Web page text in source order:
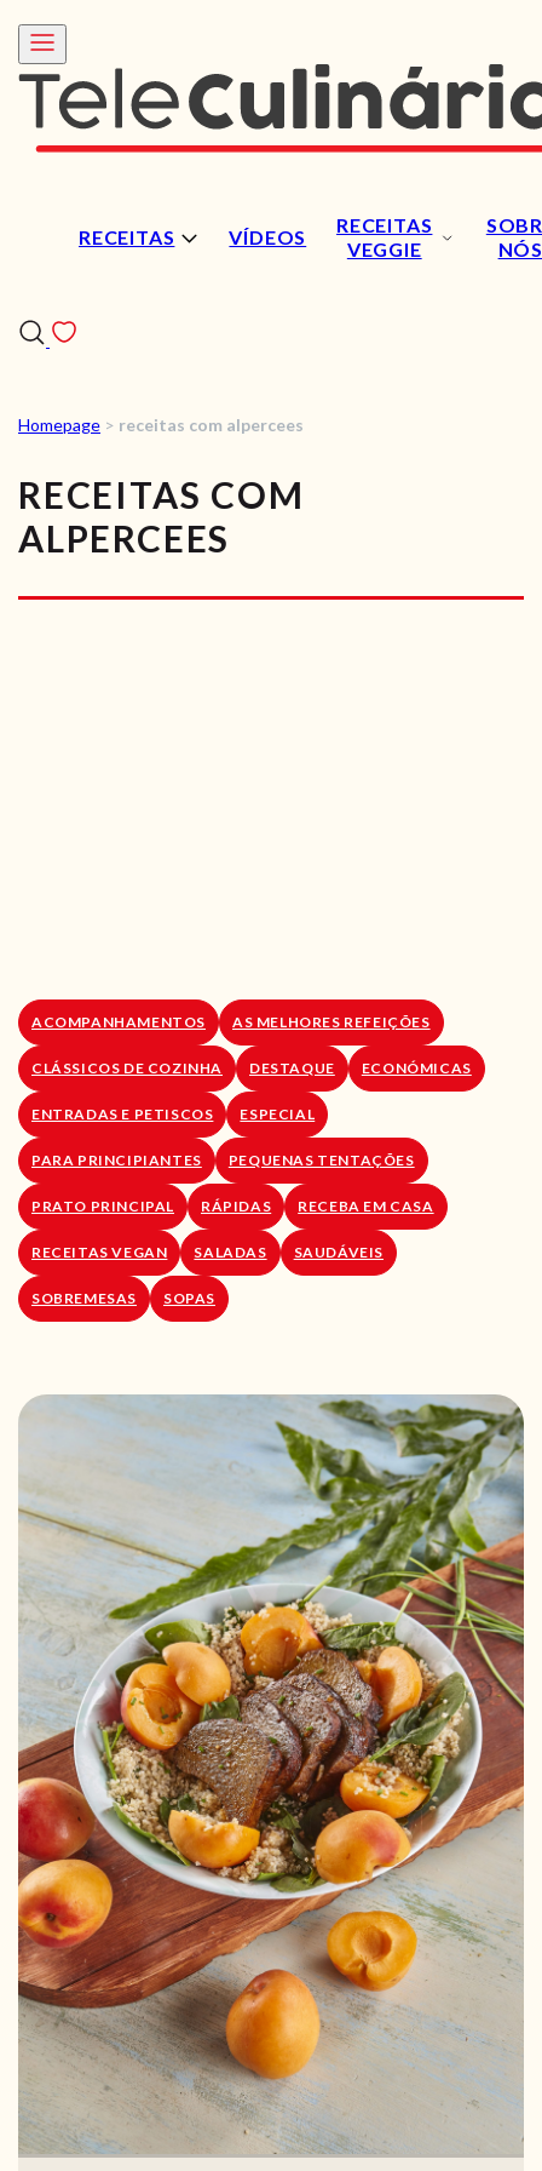
RECEITAS VÍDEOS
RECEITAS
VEGGIE
NÓS
RECEITAS
VÍDEOS
RECEITAS VEGGIE
Homepage > receitas com alpercees
RECEITAS COM
ALPERCEES
ACOMPANHAMENTOS AS MELHORES REFEIÇÕES
CLÁSSICOS DE COZINHA DESTAQUE ECONÓMICAS
ENTRADAS E PETISCOS ESPECIAL
PARA PRINCIPIANTES PEQUENAS TENTAÇÕES
PRATO PRINCIPAL RÁPIDAS RECEBA EM CASA
RECEITAS VEGAN SALADAS SAUDÁVEIS
SOBREMESAS SOPAS